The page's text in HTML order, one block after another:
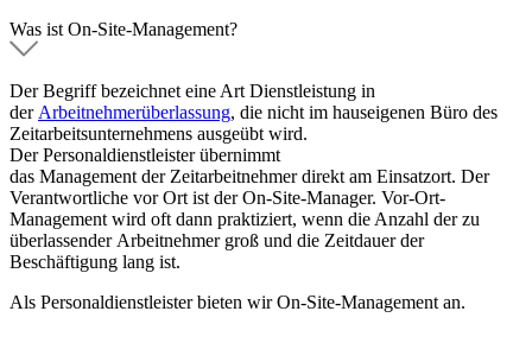
Was ist On-Site-Management?
Der Begriff bezeichnet eine Art Dienstleistung in
der Arbeitnehmerüberlassung, die nicht im hauseigenen Büro des
Zeitarbeitsunternehmens ausgeübt wird.
Der Personaldienstleister übernimmt
das Management der Zeitarbeitnehmer direkt am Einsatzort. Der
Verantwortliche vor Ort ist der On-Site-Manager. Vor-Ort-
Management wird oft dann praktiziert, wenn die Anzahl der zu
überlassender Arbeitnehmer groß und die Zeitdauer der
Beschäftigung lang ist.
Als Personaldienstleister bieten wir On-Site-Management an.